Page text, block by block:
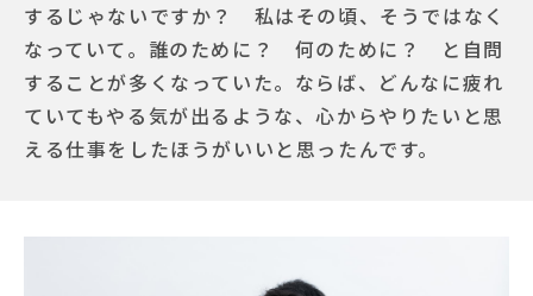
するじゃないですか？ 私はその頃、そうではなく
なっていて。誰のために？ 何のために？ と自問
することが多くなっていた。ならば、どんなに疲れ
ていてもやる気が出るような、心からやりたいと思
える仕事をしたほうがいいと思ったんです。